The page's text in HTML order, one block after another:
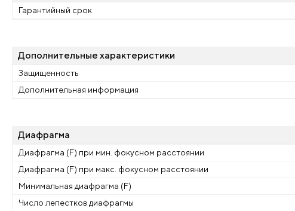
Гарантийный срок
Дополнительные характеристики
Защищенность
Дополнительная информация
Диафрагма
Диафрагма (F) при мин. фокусном расстоянии
Диафрагма (F) при макс. фокусном расстоянии
Минимальная диафрагма (F)
Число лепестков диафрагмы